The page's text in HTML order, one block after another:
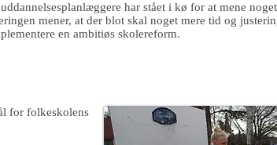
har stået i kø for at mene
mener, at der blot skal noget mere tid og
en ambitiøs skolereform.
for folkeskolens